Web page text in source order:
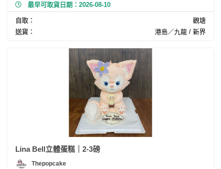
最早可取貨日期：2026-08-10
自取：
觀塘
送貨：
港島／九龍 / 新界
Lina Bell立體蛋糕｜2-3磅
Thepopcake